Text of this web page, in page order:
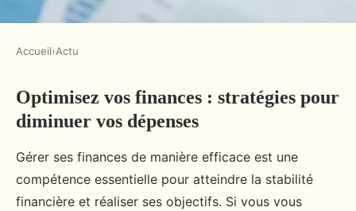
Optimisez vos finances :
stratégies pour diminuer vos
dépenses
admin • 4 mars 2025 7 min de lecture
Accueil›Actu
Optimisez vos finances : stratégies pour
diminuer vos dépenses
Gérer ses finances de manière efficace est une
compétence essentielle pour atteindre la stabilité
financière et réaliser ses objectifs. Si vous vous